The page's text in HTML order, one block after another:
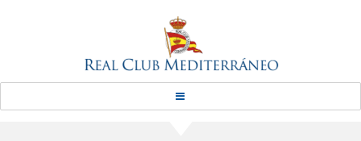
Real Club Mediterráneo